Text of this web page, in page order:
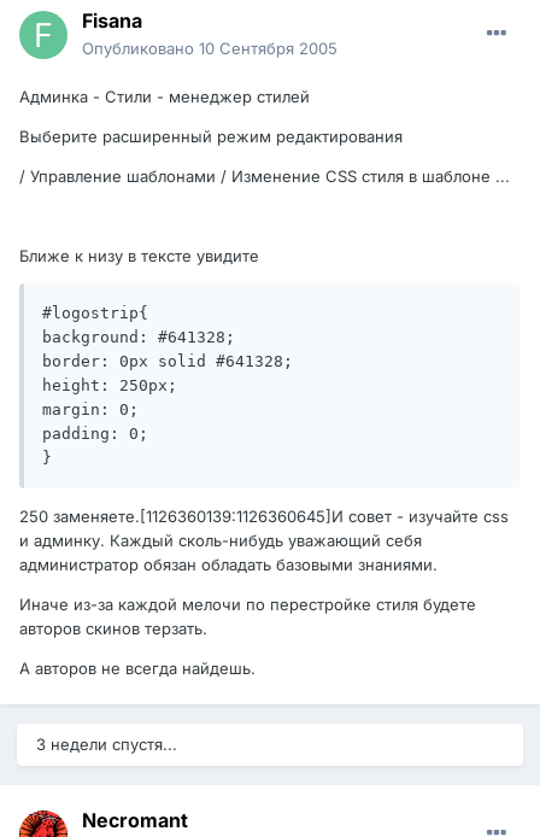
Fisana
Опубликовано 10 Сентября 2005
Админка - Стили - менеджер стилей
Выберите расширенный режим редактирования
/ Управление шаблонами / Изменение CSS стиля в шаблоне ...
Ближе к низу в тексте увидите
#logostrip{
background: #641328;
border: 0px solid #641328;
height: 250px;
margin: 0;
padding: 0;
}
250 заменяете.[1126360139:1126360645]И совет - изучайте css
и админку. Каждый сколь-нибудь уважающий себя
администратор обязан обладать базовыми знаниями.
Иначе из-за каждой мелочи по перестройке стиля будете
авторов скинов терзать.
А авторов не всегда найдешь.
3 недели спустя...
Necromant